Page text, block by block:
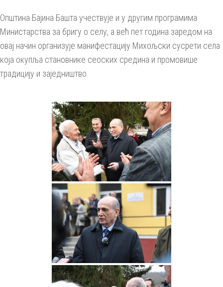
Општина Бајина Башта учествује и у другим програмима
Министарства за бригу о селу, а већ пет година заредом на
овај начин организује манифестацију Михољски сусрети села
која окупља становнике сеоских средина и промовише
традицију и заједништво.